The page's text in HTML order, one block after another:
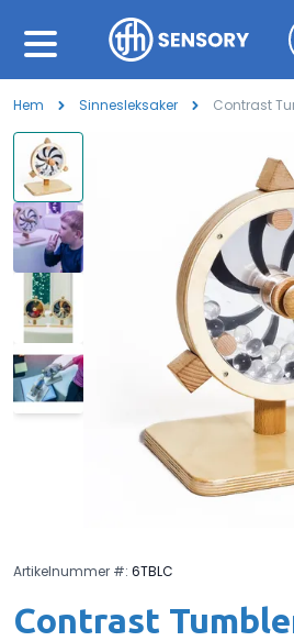
Hem Sinnesleksaker Contrast
Artikelnummer #: 6TBLC
Contrast